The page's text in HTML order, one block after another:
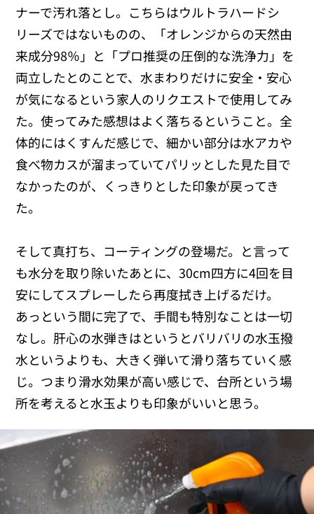
ナーで汚れ落とし。こちらはウルトラハードシ
リーズではないものの、「オレンジからの天然由
来成分98％」と「プロ推奨の圧倒的な洗浄力」を
両立したとのことで、水まわりだけに安全・安心
が気になるという家人のリクエストで使用してみ
た。使ってみた感想はよく落ちるということ。全
体的にはくすんだ感じで、細かい部分は水アカや
食べ物カスが溜まっていてパリッとした見た目で
なかったのが、くっきりとした印象が戻ってき
た。
そして真打ち、コーティングの登場だ。と言って
も水分を取り除いたあとに、30cm四方に4回を目
安にしてスプレーしたら再度拭き上げるだけ。
あっという間に完了で、手間も特別なことは一切
なし。肝心の水弾きはというとバリバリの水玉撥
水というよりも、大きく弾いて滑り落ちていく感
じ。つまり滑水効果が高い感じで、台所という場
所を考えると水玉よりも印象がいいと思う。